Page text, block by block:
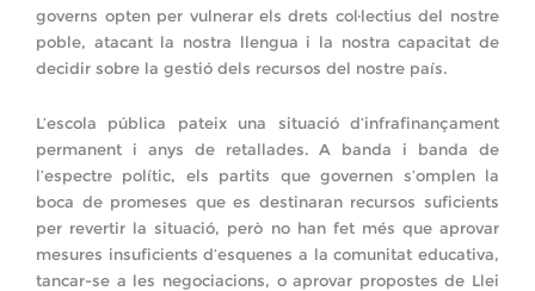
governs opten per vulnerar els drets col·lectius del nostre
poble, atacant la nostra llengua i la nostra capacitat de
decidir sobre la gestió dels recursos del nostre país.
L’escola pública pateix una situació d’infrafinançament
permanent i anys de retallades. A banda i banda de
l’espectre polític, els partits que governen s’omplen la
boca de promeses que es destinaran recursos suficients
per revertir la situació, però no han fet més que aprovar
mesures insuficients d’esquenes a la comunitat educativa,
tancar-se a les negociacions, o aprovar propostes de Llei